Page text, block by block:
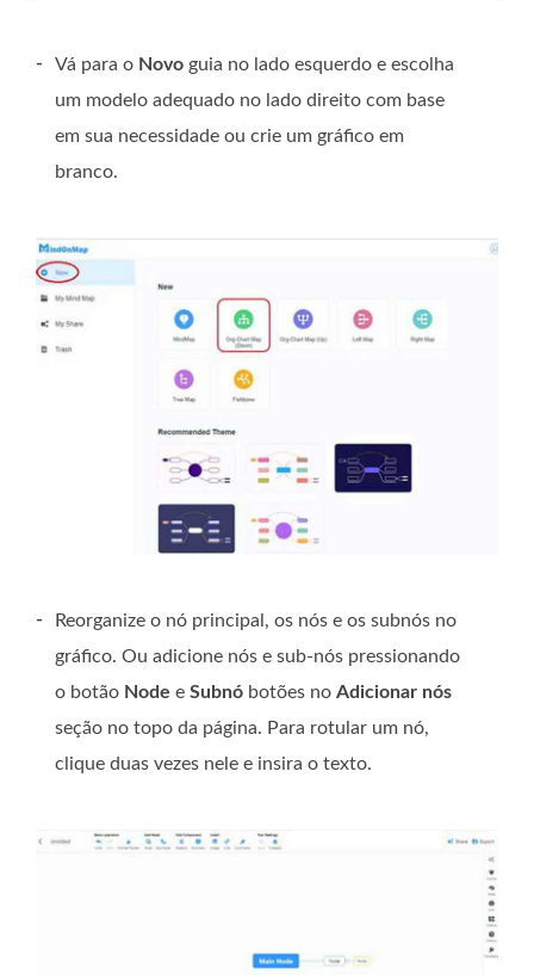
- Vá para o Novo guia no lado esquerdo e escolha
um modelo adequado no lado direito com base
em sua necessidade ou crie um gráfico em
branco.
-
Reorganize o nó principal, os nós e os subnós no
gráfico. Ou adicione nós e sub-nós pressionando
o botão Node e Subnó botões no Adicionar nós
seção no topo da página. Para rotular um nó,
clique duas vezes nele e insira o texto.